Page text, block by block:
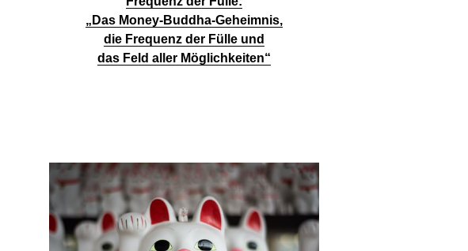
„Das Money-Buddha-Geheimnis,
die Frequenz der Fülle und
das Feld aller Möglichkeiten“